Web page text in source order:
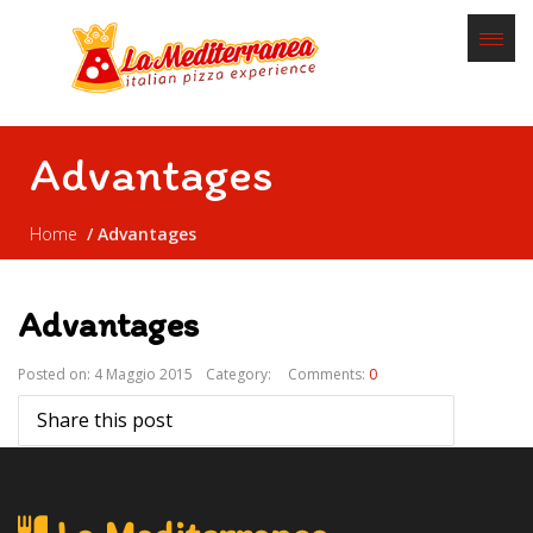
Advantages
Home Advantages
Advantages
Posted on: 4 Maggio 2015 Category: Comments: 0
Share this post